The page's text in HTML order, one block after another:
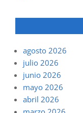
agosto 2026
julio 2026
junio 2026
mayo 2026
abril 2026